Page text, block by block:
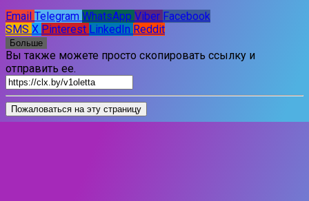
Email Telegram WhatsApp Viber Facebook
SMS X Pinterest LinkedIn Reddit
Больше
Вы также можете просто скопировать ссылку и
отправить ее.
Пожаловаться на эту страницу